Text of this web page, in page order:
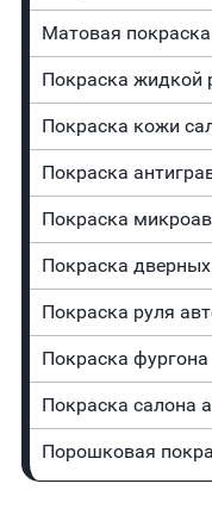
Матовая
Покраска жидкой
Покраска кожи
Покраска
Покраска
Покраска
Покраска руля
Покраска фургона
Покраска салона
Порошковая